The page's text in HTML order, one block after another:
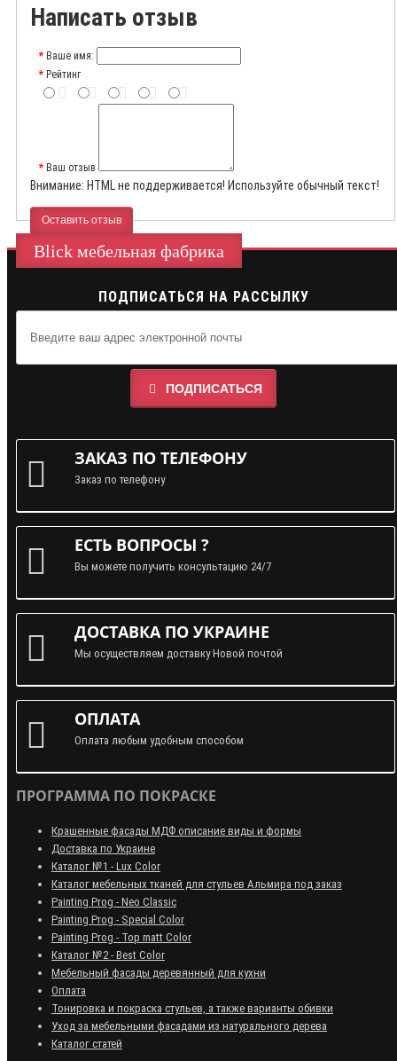
Написать отзыв
Ваше имя:
Рейтинг
Ваш отзыв
Внимание: HTML не поддерживается! Используйте обычный текст!
Оставить отзыв
Blick мебельная фабрика
ПОДПИСАТЬСЯ НА РАССЫЛКУ
ПОДПИСАТЬСЯ
ЗАКАЗ ПО ТЕЛЕФОНУ
Заказ по телефону
ЕСТЬ ВОПРОСЫ ?
Вы можете получить консультацию 24/7
ДОСТАВКА ПО УКРАИНЕ
Мы осуществляем доставку Новой почтой
ОПЛАТА
Оплата любым удобным способом
ПРОГРАММА ПО ПОКРАСКЕ
Крашенные фасады МДФ описание виды и формы
Доставка по Украине
Каталог №1 - Lux Color
Каталог мебельных тканей для стульев Альмира под заказ
Painting Prog - Neo Classiс
Painting Prog - Special Color
Painting Prog - Top matt Color
Каталог №2 - Best Color
Мебельный фасады деревянный для кухни
Оплата
Тонировка и покраска стульев, а также варианты обивки
Уход за мебельными фасадами из натурального дерева
Каталог статей